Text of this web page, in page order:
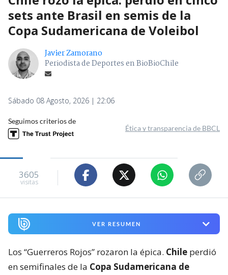
sets ante Brasil en semis de la
Copa Sudamericana de Voleibol
Javier Zamorano
Periodista de Deportes en BioBioChile
Sábado 08 Agosto, 2026 | 22:06
Seguimos criterios de
Ética y transparencia de BBCL
3605
visitas
VER RESUMEN
Los “Guerreros Rojos” rozaron la épica. Chile perdió
en semifinales de la Copa Sudamericana de